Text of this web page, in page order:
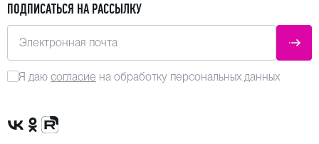
ПОДПИСАТЬСЯ НА РАССЫЛКУ
Электронная почта
Я даю согласие на обработку персональных данных